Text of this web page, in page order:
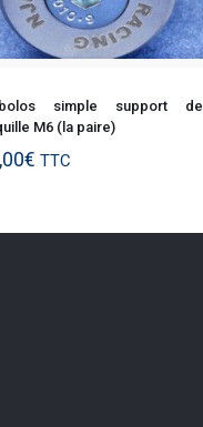
simple support de
M6 (la paire)
€ TTC